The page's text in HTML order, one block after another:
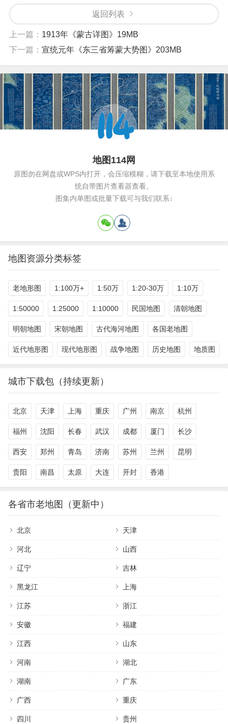
返回列表
上一篇： 1913年《蒙古详图》19MB
下一篇： 宣统元年《东三省筹蒙大势图》203MB
地图114网
原图勿在网盘或WPS内打开，会压缩模糊，请下载至本地使用系
统自带图片查看器查看。
图集内单图或批量下载可与我们联系↓
地图资源分类标签
老地形图 1:100万+ 1:50万 1:20-30万 1:10万
1:50000 1:25000 1:10000 民国地图 清朝地图
明朝地图 宋朝地图 古代海河地图 各国老地图
近代地形图 现代地形图 战争地图 历史地图 地质图
城市下载包（持续更新）
北京 天津 上海 重庆 广州 南京 杭州
福州 沈阳 长春 武汉 成都 厦门 长沙
西安 郑州 青岛 济南 苏州 兰州 昆明
贵阳 南昌 太原 大连 开封 香港
各省市老地图（更新中）
北京 天津
河北 山西
辽宁 吉林
黑龙江 上海
江苏 浙江
安徽 福建
江西 山东
河南 湖北
湖南 广东
广西 重庆
四川 贵州